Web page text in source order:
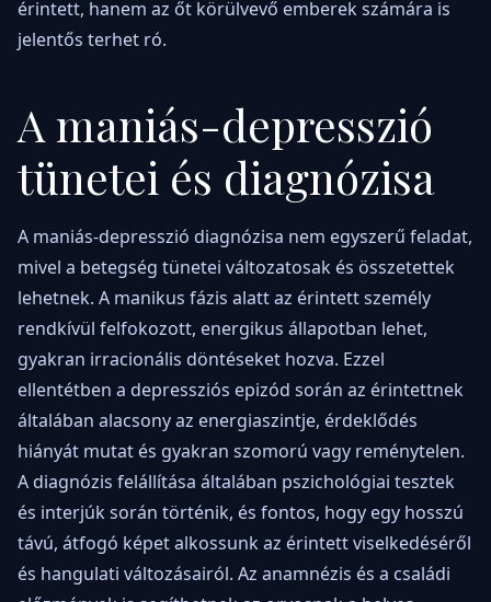
érintett, hanem az őt körülvevő emberek számára is
jelentős terhet ró.
A maniás-depresszió
tünetei és diagnózisa
A maniás-depresszió diagnózisa nem egyszerű feladat,
mivel a betegség tünetei változatosak és összetettek
lehetnek. A manikus fázis alatt az érintett személy
rendkívül felfokozott, energikus állapotban lehet,
gyakran irracionális döntéseket hozva. Ezzel
ellentétben a depressziós epizód során az érintettnek
általában alacsony az energiaszintje, érdeklődés
hiányát mutat és gyakran szomorú vagy reménytelen.
A diagnózis felállítása általában pszichológiai tesztek
és interjúk során történik, és fontos, hogy egy hosszú
távú, átfogó képet alkossunk az érintett viselkedéséről
és hangulati változásairól. Az anamnézis és a családi